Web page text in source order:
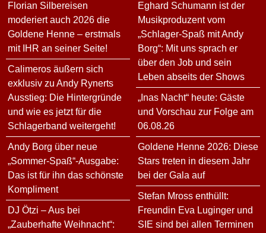
Florian Silbereisen
moderiert auch 2026 die
Goldene Henne – erstmals
mit IHR an seiner Seite!
Calimeros äußern sich
exklusiv zu Andy Rynerts
Ausstieg: Die Hintergründe
und wie es jetzt für die
Schlagerband weitergeht!
Andy Borg über neue
„Sommer-Spaß“-Ausgabe:
Das ist für ihn das schönste
Kompliment
DJ Ötzi – Aus bei
„Zauberhafte Weihnacht“:
Eghard Schumann ist der
Musikproduzent vom
„Schlager-Spaß mit Andy
Borg“: Mit uns sprach er
über den Job und sein
Leben abseits der Shows
„Inas Nacht“ heute: Gäste
und Vorschau zur Folge am
06.08.26
Goldene Henne 2026: Diese
Stars treten in diesem Jahr
bei der Gala auf
Stefan Mross enthüllt:
Freundin Eva Luginger und
SIE sind bei allen Terminen